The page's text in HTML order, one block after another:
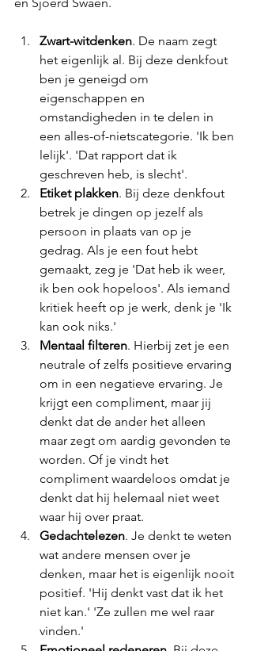
en Sjoerd Swaen.
Zwart-witdenken. De naam zegt
het eigenlijk al. Bij deze denkfout
ben je geneigd om
eigenschappen en
omstandigheden in te delen in
een alles-of-nietscategorie. 'Ik ben
lelijk'. 'Dat rapport dat ik
geschreven heb, is slecht'.
Etiket plakken. Bij deze denkfout
betrek je dingen op jezelf als
persoon in plaats van op je
gedrag. Als je een fout hebt
gemaakt, zeg je 'Dat heb ik weer,
ik ben ook hopeloos'. Als iemand
kritiek heeft op je werk, denk je 'Ik
kan ook niks.'
Mentaal filteren. Hierbij zet je een
neutrale of zelfs positieve ervaring
om in een negatieve ervaring. Je
krijgt een compliment, maar jij
denkt dat de ander het alleen
maar zegt om aardig gevonden te
worden. Of je vindt het
compliment waardeloos omdat je
denkt dat hij helemaal niet weet
waar hij over praat.
Gedachtelezen. Je denkt te weten
wat andere mensen over je
denken, maar het is eigenlijk nooit
positief. 'Hij denkt vast dat ik het
niet kan.' 'Ze zullen me wel raar
vinden.'